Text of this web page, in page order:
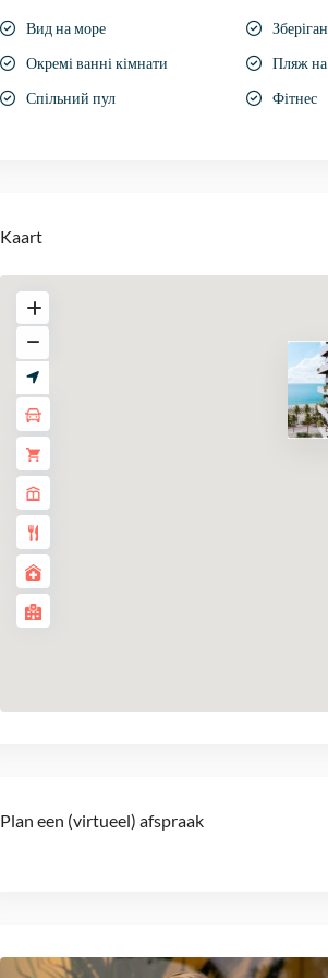
Вид на море
Окремі ванні кімнати
Пляж на
Спільний пул
Фітнес
Kaart
Plan een (virtueel) afspraak